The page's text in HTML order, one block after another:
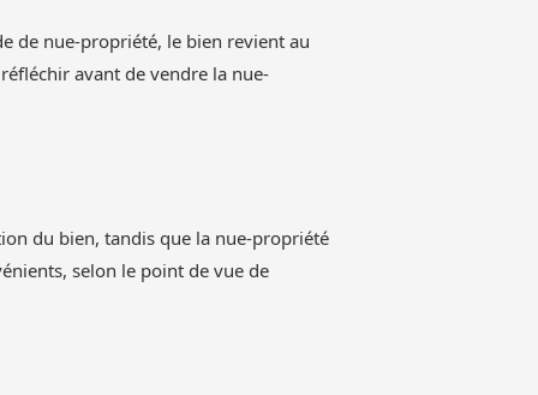
de nue-propriété, le bien revient au
avant de vendre la nue-
du bien, tandis que la nue-propriété
selon le point de vue de